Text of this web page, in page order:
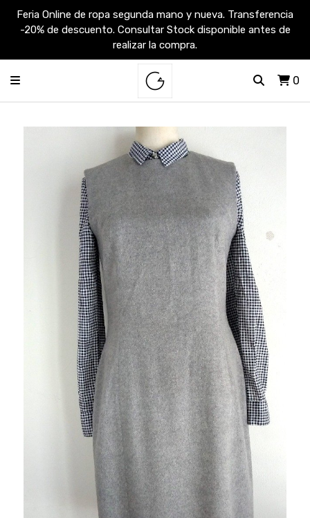
Feria Online de ropa segunda mano y nueva. Transferencia
-20% de descuento. Consultar Stock disponible antes de
realizar la compra.
0